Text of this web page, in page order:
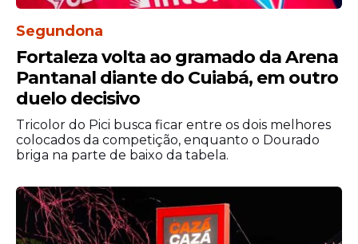
Segundona
Fortaleza volta ao gramado da Arena
Pantanal diante do Cuiabá, em outro
duelo decisivo
Tricolor do Pici busca ficar entre os dois melhores
colocados da competição, enquanto o Dourado
briga na parte de baixo da tabela.